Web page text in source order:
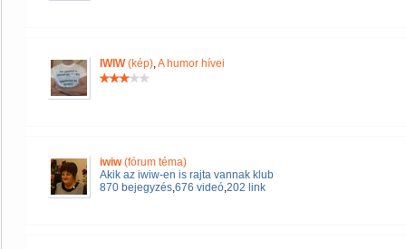
IWIW(kép),A humor hívei
iwiw(fórum téma)
Akik az iwiw-en is rajta vannak klub
870 bejegyzés,676 videó,202 link